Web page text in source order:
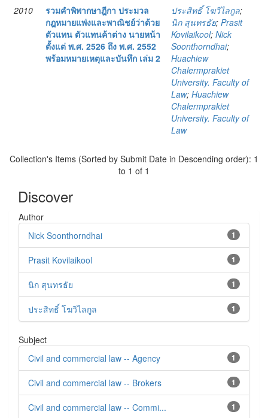
2010
รวมคำพิพากษาฎีกา ประมวล
กฎหมายแพ่งและพาณิชย์ว่าด้วย
ตัวแทน ตัวแทนค้าต่าง นายหน้า
ตั้งแต่ พ.ศ. 2526 ถึง พ.ศ. 2552
พร้อมหมายเหตุและบันทึก เล่ม 2
ประสิทธิ์ โฆวิไลกูล;
นิก สุนทรธัย; Prasit
Kovilaikool; Nick
Soonthorndhai;
Huachiew
Chalermprakiet
University. Faculty of
Law; Huachiew
Chalermprakiet
University. Faculty of
Law
Collection's Items (Sorted by Submit Date in Descending order): 1
to 1 of 1
Discover
Author
1
Nick Soonthorndhai
1
Prasit Kovilaikool
1
นิก สุนทรธัย
1
ประสิทธิ์ โฆวิไลกูล
Subject
1
Civil and commercial law -- Agency
1
Civil and commercial law -- Brokers
1
Civil and commercial law -- Commi...